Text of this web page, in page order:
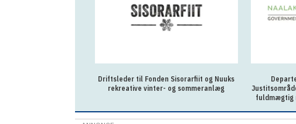
Driftsleder til Fonden Sisorarfiit og Nuuks
rekreative vinter- og sommeranlæg
fuldmægtig